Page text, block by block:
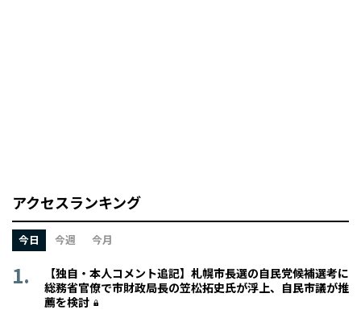
アクセスランキング
今日 今週 今月
【独自・本人コメント追記】札幌市長選の自民党候補選考に
総務省官僚で市財政局長の笠松拓史氏が浮上、自民市議が推
薦を検討